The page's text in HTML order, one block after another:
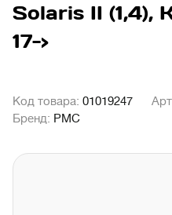
Solaris II (1,4),
17->
Код товара: 01019247
Бренд: PMC